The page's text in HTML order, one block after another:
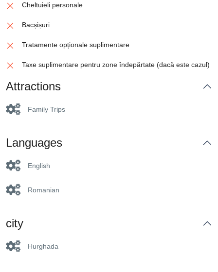
Cheltuieli personale
Bacșișuri
Tratamente opționale suplimentare
Taxe suplimentare pentru zone îndepărtate (dacă este cazul)
Attractions
Family Trips
Languages
English
Romanian
city
Hurghada